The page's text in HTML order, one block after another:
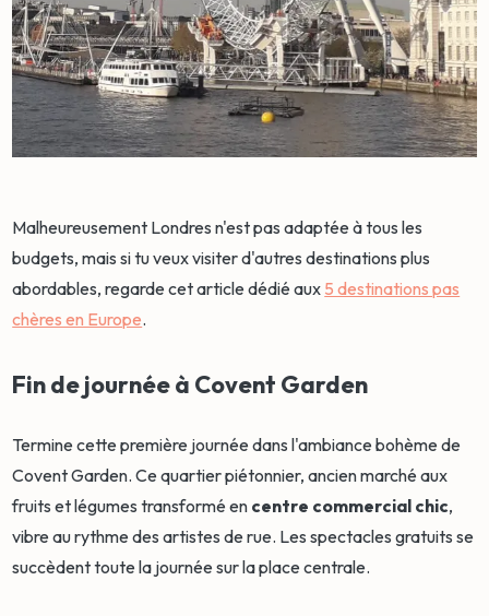
Malheureusement Londres n'est pas adaptée à tous les
budgets, mais si tu veux visiter d'autres destinations plus
abordables, regarde cet article dédié aux 5 destinations pas
chères en Europe.
Fin de journée à Covent Garden
Termine cette première journée dans l'ambiance bohème de
Covent Garden. Ce quartier piétonnier, ancien marché aux
fruits et légumes transformé en centre commercial chic,
vibre au rythme des artistes de rue. Les spectacles gratuits se
succèdent toute la journée sur la place centrale.